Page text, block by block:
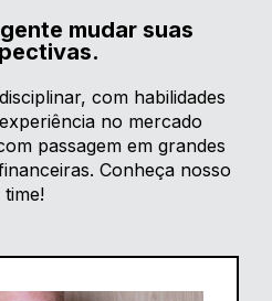
mudar suas
com habilidades
no mercado
passagem em grandes
Conheça nosso
time!